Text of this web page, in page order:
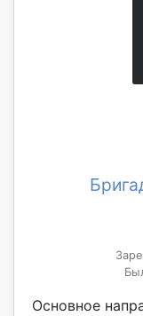
Основное